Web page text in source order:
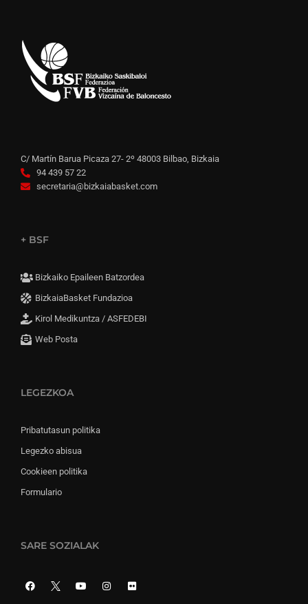
C/ Martín Barua Picaza 27- 2º 48003 Bilbao, Bizkaia
94 439 57 22
secretaria@bizkaiabasket.com
+ BSF
Bizkaiko Epaileen Batzordea
BizkaiaBasket Fundazioa
Kirol Medikuntza / ASFEDEBI
Web Posta
LEGEZKOA
Pribatutasun politika
Legezko abisua
Cookieen politika
Formulario
SARE SOZIALAK